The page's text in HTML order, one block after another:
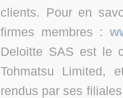
clients. Pour en
firmes membres :
Deloitte SAS est le
Tohmatsu Limited,
rendus par ses